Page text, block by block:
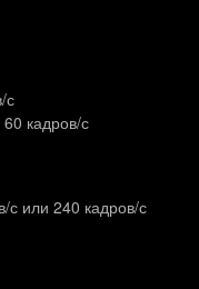
с
кадров/ с
с или 240 кадров/ с